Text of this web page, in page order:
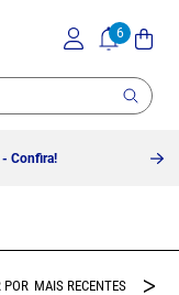
- Confira!
MAIS RECENTES